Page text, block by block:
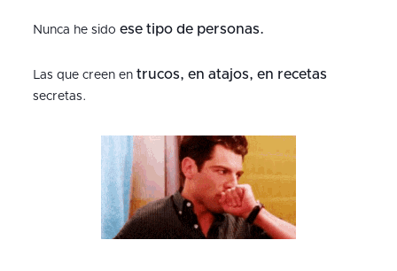
Nunca he sido ese tipo de personas.
Las que creen en trucos, en atajos, en recetas
secretas.